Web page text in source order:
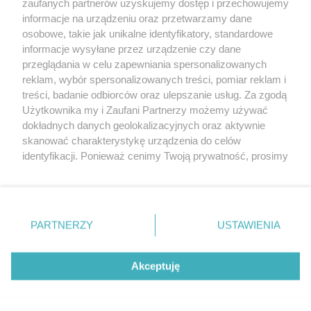
Azbest to śmiertelny problem
POGODA
19℃
Zobacz prognozę na 3 dni
Copyright © 2022 Kurier Szczeciński sp. z o.o.
Wszelkie prawa zastrzeżone
Nota wydawnicza
Nota prawna
Polityka prywatności
Reklama
zaufanych partnerów uzyskujemy dostęp i przechowujemy
informacje na urządzeniu oraz przetwarzamy dane
osobowe, takie jak unikalne identyfikatory, standardowe
informacje wysyłane przez urządzenie czy dane
przeglądania w celu zapewniania spersonalizowanych
reklam, wybór spersonalizowanych treści, pomiar reklam i
treści, badanie odbiorców oraz ulepszanie usług. Za zgodą
Użytkownika my i Zaufani Partnerzy możemy używać
dokładnych danych geolokalizacyjnych oraz aktywnie
skanować charakterystykę urządzenia do celów
identyfikacji. Ponieważ cenimy Twoją prywatność, prosimy
prywatności znajdujący się w lewym dolnym rogu strony
. Niektóre rodzaje przetwarzania danych nie wymagają
takiemu przetwarzaniu. Preferencje będą miały
zastosowania tylko na tej witrynie.
PARTNERZY USTAWIENIA
Akceptuję